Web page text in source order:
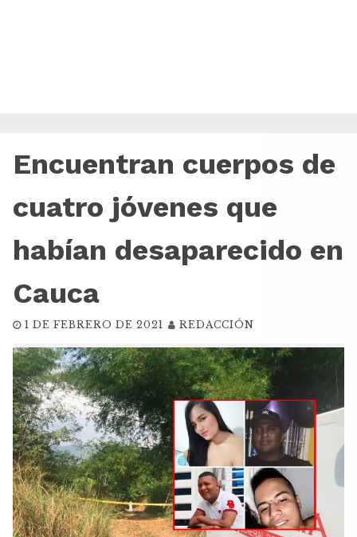
Encuentran cuerpos de
cuatro jóvenes que
habían desaparecido en
Cauca
1 DE FEBRERO DE 2021 REDACCIÓN